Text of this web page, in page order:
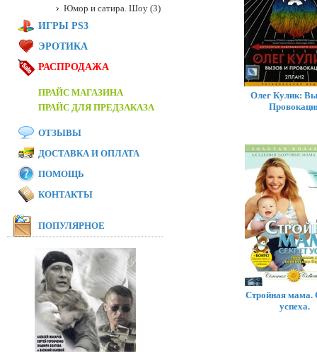
Олег Кулик:
Стройная мама.
успеха.
Юмор и сатира. Шоу (3)
ИГРЫ PS3
ЭРОТИКА
РАСПРОДАЖА
ПРАЙС МАГАЗИНА
ПРАЙС ДЛЯ ПРЕДЗАКАЗА
ОТЗЫВЫ
ДОСТАВКА И ОПЛАТА
ПОМОЩЬ
КОНТАКТЫ
ПОПУЛЯРНОЕ